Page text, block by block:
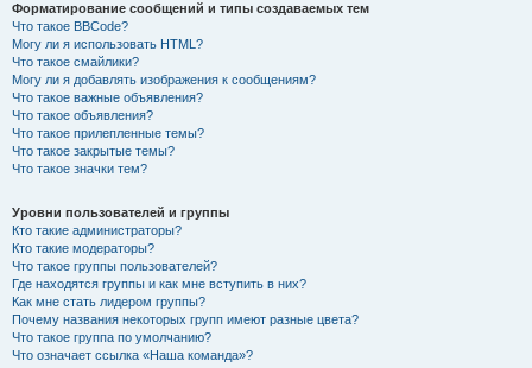
Форматирование сообщений и типы создаваемых тем
Что такое BBCode?
Могу ли я использовать HTML?
Что такое смайлики?
Могу ли я добавлять изображения к сообщениям?
Что такое важные объявления?
Что такое объявления?
Что такое прилепленные темы?
Что такое закрытые темы?
Что такое значки тем?
Уровни пользователей и группы
Кто такие администраторы?
Кто такие модераторы?
Что такое группы пользователей?
Где находятся группы и как мне вступить в них?
Как мне стать лидером группы?
Почему названия некоторых групп имеют разные цвета?
Что такое группа по умолчанию?
Что означает ссылка «Наша команда»?